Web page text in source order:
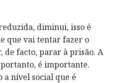
diminui, isso é
que vai tentar fazer o
de facto, parar à prisão. A
é importante.
a nível social que é